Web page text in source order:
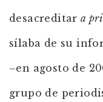
desacreditara
sílaba de su
–en agosto de
grupo de